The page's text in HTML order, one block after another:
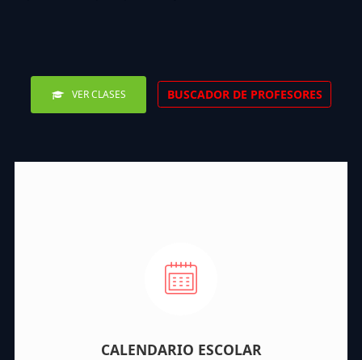
VER CLASES BUSCADOR DE PROFESORES
CALENDARIO ESCOLAR